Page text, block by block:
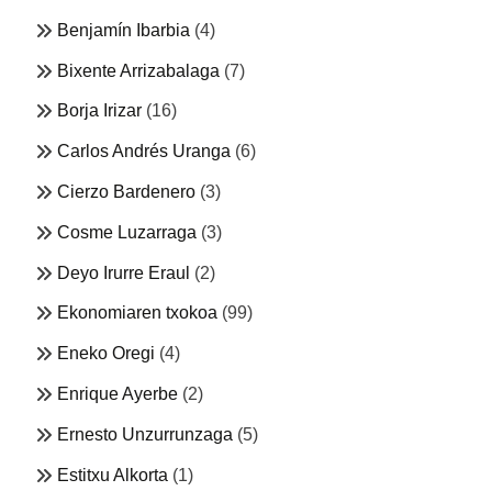
Benjamín Ibarbia (4)
Bixente Arrizabalaga (7)
Borja Irizar (16)
Carlos Andrés Uranga (6)
Cierzo Bardenero (3)
Cosme Luzarraga (3)
Deyo Irurre Eraul (2)
Ekonomiaren txokoa (99)
Eneko Oregi (4)
Enrique Ayerbe (2)
Ernesto Unzurrunzaga (5)
Estitxu Alkorta (1)